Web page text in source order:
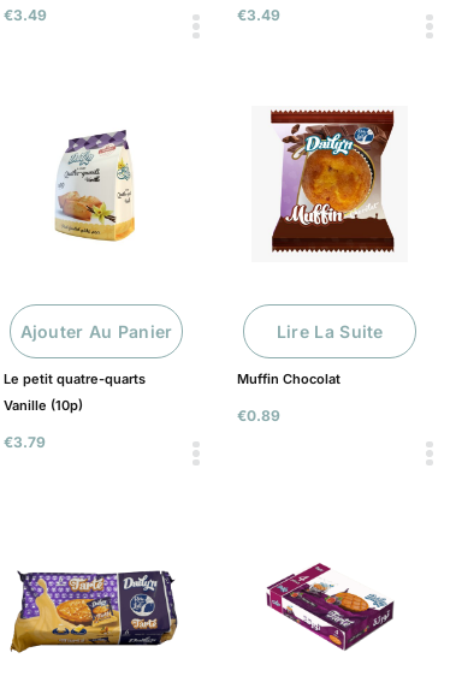
€3.49 €3.49
€3.79
Le petit quatre-quarts
Vanille (10p)
Ajouter Au Panier
€0.89
Muffin Chocolat
Lire La Suite